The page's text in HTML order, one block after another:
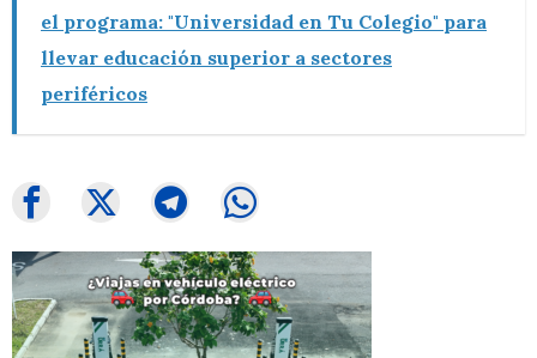
el programa: "Universidad en Tu Colegio" para
llevar educación superior a sectores
periféricos